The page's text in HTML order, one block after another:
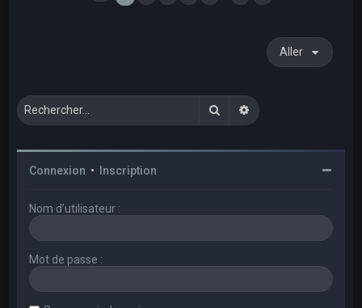
Aller
RechercherRecherche avancée
Connexion • Inscription
Nom d’utilisateur :
Mot de passe :